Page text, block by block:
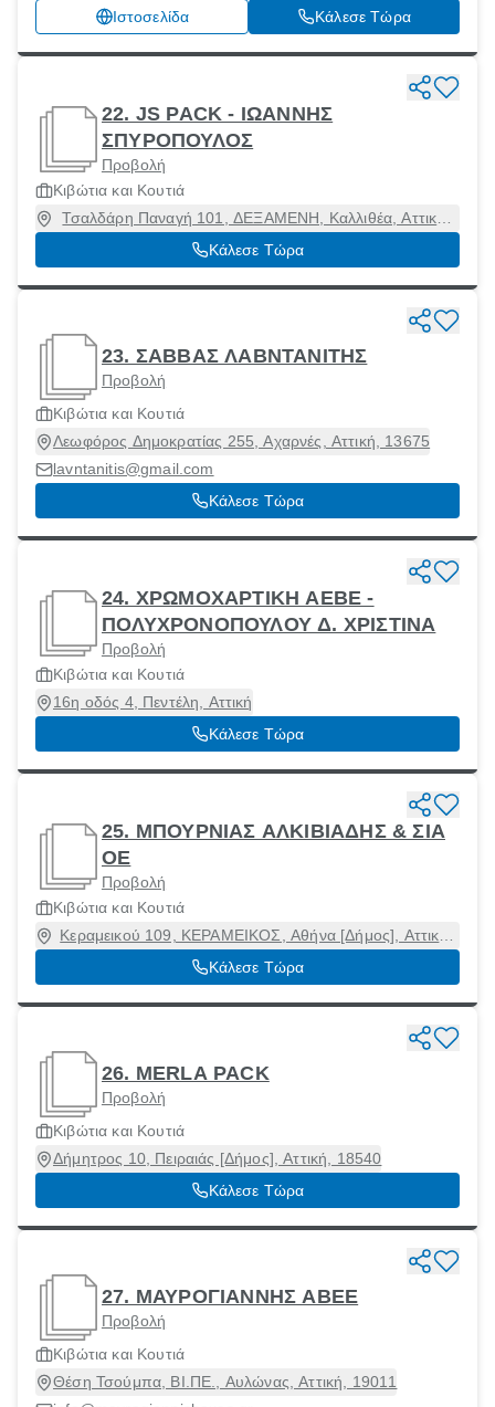
Ιστοσελίδα Κάλεσε Τώρα
22. JS PACK - ΙΩΑΝΝΗΣ
ΣΠΥΡΟΠΟΥΛΟΣ
Προβολή
Κιβώτια και Κουτιά
Τσαλδάρη Παναγή 101, ΔΕΞΑΜΕΝΗ, Καλλιθέα, Αττική,
17676
Κάλεσε Τώρα
23. ΣΑΒΒΑΣ ΛΑΒΝΤΑΝΙΤΗΣ
Προβολή
Κιβώτια και Κουτιά
Λεωφόρος Δημοκρατίας 255, Αχαρνές, Αττική, 13675
lavntanitis@gmail.com
Κάλεσε Τώρα
24. ΧΡΩΜΟΧΑΡΤΙΚΗ ΑΕΒΕ -
ΠΟΛΥΧΡΟΝΟΠΟΥΛΟΥ Δ. ΧΡΙΣΤΙΝΑ
Προβολή
Κιβώτια και Κουτιά
16η οδός 4, Πεντέλη, Αττική
Κάλεσε Τώρα
25. ΜΠΟΥΡΝΙΑΣ ΑΛΚΙΒΙΑΔΗΣ & ΣΙΑ
ΟΕ
Προβολή
Κιβώτια και Κουτιά
Κεραμεικού 109, ΚΕΡΑΜΕΙΚΟΣ, Αθήνα [Δήμος], Αττική,
10435
Κάλεσε Τώρα
26. MERLA PACK
Προβολή
Κιβώτια και Κουτιά
Δήμητρος 10, Πειραιάς [Δήμος], Αττική, 18540
Κάλεσε Τώρα
27. ΜΑΥΡΟΓΙΑΝΝΗΣ ΑΒΕΕ
Προβολή
Κιβώτια και Κουτιά
Θέση Τσούμπα, ΒΙ.ΠΕ., Αυλώνας, Αττική, 19011